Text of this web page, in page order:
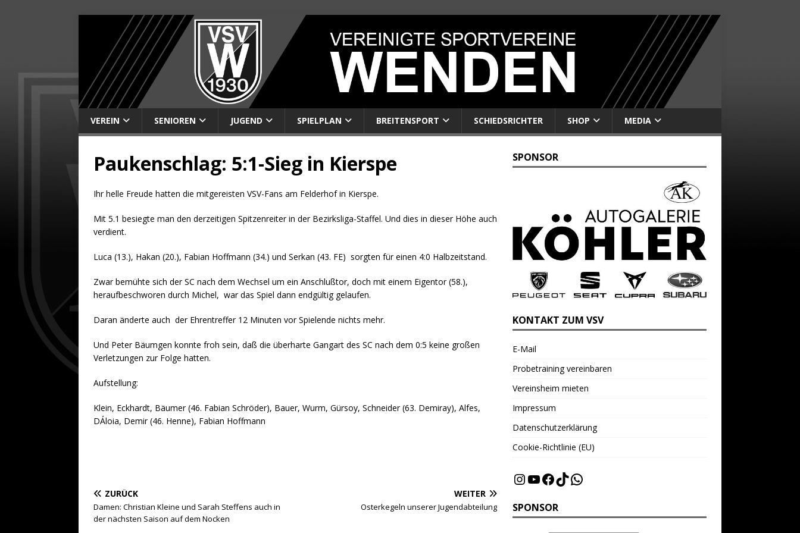
VEREIN SENIOREN JUGEND SPIELPLAN BREITENSPORT SCHIEDSRICHTER SHOP MEDIA
Paukenschlag: 5:1-Sieg in Kierspe
Ihr helle Freude hatten die mitgereisten VSV-Fans am Felderhof in Kierspe.
Mit 5.1 besiegte man den derzeitigen Spitzenreiter in der Bezirksliga-Staffel. Und dies in dieser Höhe auch
verdient.
Luca (13.), Hakan (20.), Fabian Hoffmann (34.) und Serkan (43. FE) sorgten für einen 4:0 Halbzeitstand.
Zwar bemühte sich der SC nach dem Wechsel um ein Anschlußtor, doch mit einem Eigentor (58.),
heraufbeschworen durch Michel, war das Spiel dann endgültig gelaufen.
Daran änderte auch der Ehrentreffer 12 Minuten vor Spielende nichts mehr.
Und Peter Bäumgen konnte froh sein, daß die überharte Gangart des SC nach dem 0:5 keine großen
Verletzungen zur Folge hatten.
Aufstellung:
Klein, Eckhardt, Bäumer (46. Fabian Schröder), Bauer, Wurm, Gürsoy, Schneider (63. Demiray), Alfes,
DÁloia, Demir (46. Henne), Fabian Hoffmann
ZURÜCK
Damen: Christian Kleine und Sarah Steffens auch in
der nächsten Saison auf dem Nocken
WEITER
Osterkegeln unserer Jugendabteilung
SPONSOR
KONTAKT ZUM VSV
E-Mail
Probetraining vereinbaren
Vereinsheim mieten
Impressum
Datenschutzerklärung
Cookie-Richtlinie (EU)
SPONSOR